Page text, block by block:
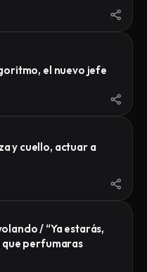
el nuevo jefe
y cuello, actuar a
/ “Ya estarás,
perfumaras